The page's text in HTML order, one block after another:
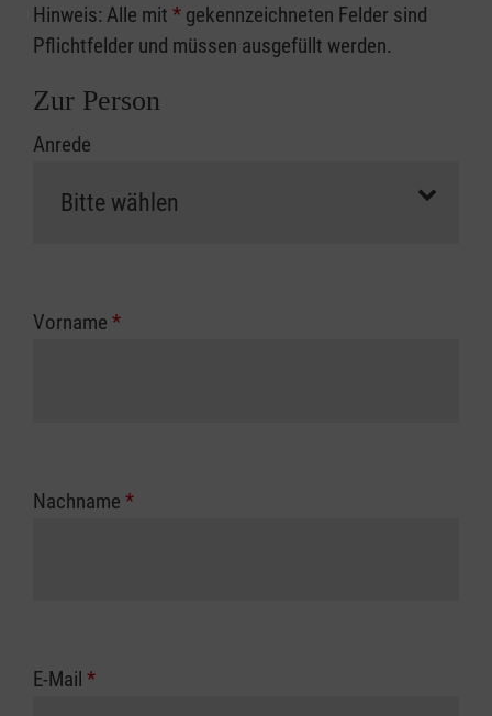
Hinweis: Alle mit * gekennzeichneten Felder sind
Pflichtfelder und müssen ausgefüllt werden.
Zur Person
Anrede
Vorname *
Nachname *
E-Mail *